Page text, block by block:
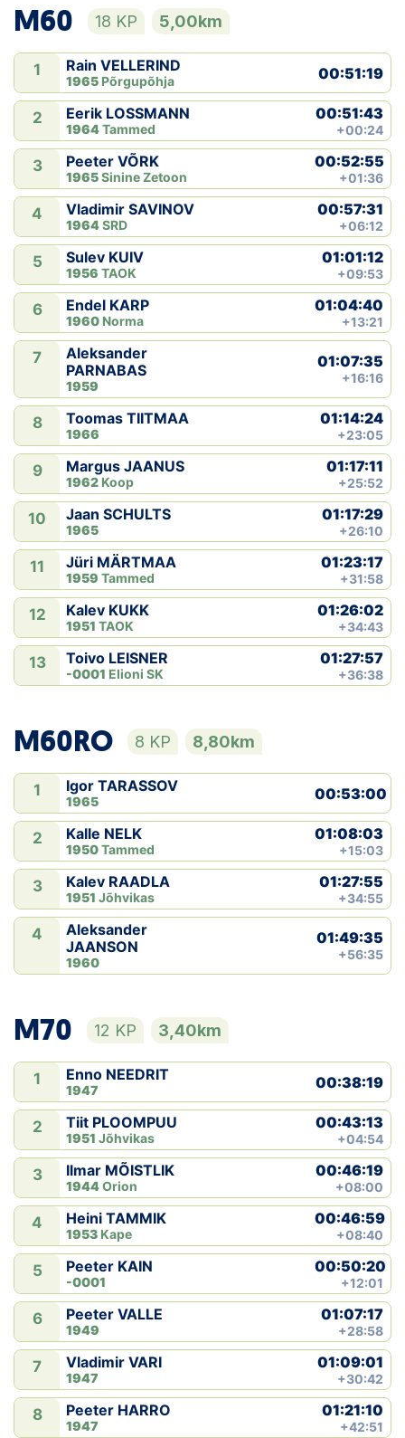
M60 18 KP 5,00km
1 Rain VELLERIND
1965 Põrgupõhja 00:51:19
2 Eerik LOSSMANN
1964Tammed
00:51:43
+00:24
3 Peeter VÕRK
1965Sinine Zetoon
00:52:55
+01:36
4 Vladimir SAVINOV
1964SRD
00:57:31
+06:12
5 Sulev KUIV
1956 TAOK
01:01:12
+09:53
6 Endel KARP
1960 Norma
01:04:40
+13:21
7
Aleksander
PARNABAS
1959
01:07:35
+16:16
8 Toomas TIITMAA
1966
01:14:24
+23:05
9 Margus JAANUS
1962 Koop
01:17:11
+25:52
10 Jaan SCHULTS
1965
01:17:29
+26:10
11 Jüri MÄRTMAA
1959 Tammed
01:23:17
+31:58
12 Kalev KUKK
1951 TAOK
01:26:02
+34:43
13 Toivo LEISNER
-0001 Elioni SK
01:27:57
+36:38
M60RO 8 KP 8,80km
1 Igor TARASSOV
1965 00:53:00
2 Kalle NELK
1950Tammed
01:08:03
+15:03
3 Kalev RAADLA
1951 Jõhvikas
01:27:55
+34:55
4
Aleksander
JAANSON
1960
01:49:35
+56:35
M70 12 KP 3,40km
1 Enno NEEDRIT
1947 00:38:19
2 Tiit PLOOMPUU
1951 Jõhvikas
00:43:13
+04:54
3 Ilmar MÕISTLIK
1944Orion
00:46:19
+08:00
4 Heini TAMMIK
1953 Kape
00:46:59
+08:40
5 Peeter KAIN
-0001
00:50:20
+12:01
6 Peeter VALLE
1949
01:07:17
+28:58
7 Vladimir VARI
1947
01:09:01
+30:42
8 Peeter HARRO
1947
01:21:10
+42:51